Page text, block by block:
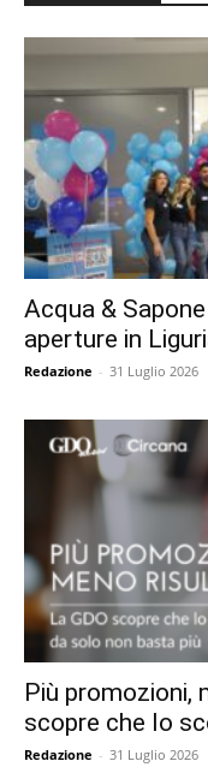
Acqua &
aperture in
Redazione - 31 Luglio 2026
Più promozioni,
scopre che lo
Redazione - 31 Luglio 2026